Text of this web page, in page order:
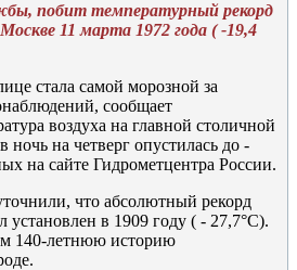
побит температурный рекорд
11 марта 1972 года ( -19,4
стала самой морозной за
сообщает
воздуха на главной столичной
на четверг опустилась до -
на сайте Гидрометцентра России.
что абсолютный рекорд
установлен в 1909 году ( - 27,7°C).
140-летнюю историю